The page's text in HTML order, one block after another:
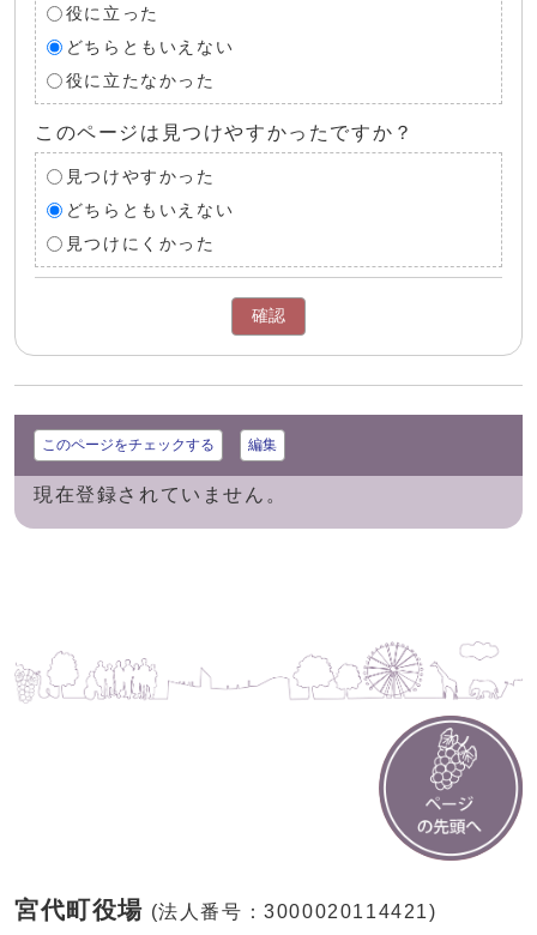
役に立った
どちらともいえない
役に立たなかった
このページは見つけやすかったですか？
見つけやすかった
どちらともいえない
見つけにくかった
確認
このページをチェックする 編集
現在登録されていません。
宮代町役場 (法人番号：3000020114421)